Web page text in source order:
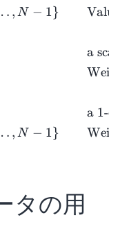
, N − 1}
, N − 1}
a
a 1-
タの用